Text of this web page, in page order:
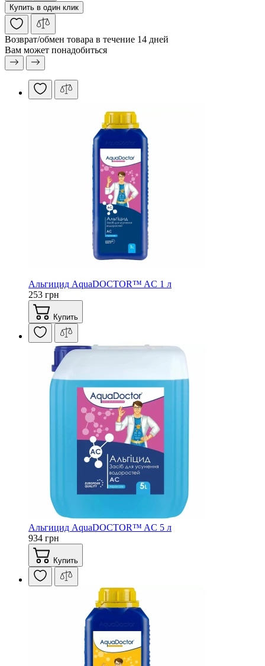
Купить в один клик
Возврат/обмен товара в течение 14 дней
Вам может понадобиться
Альгицид AquaDOCTOR™ AC 1 л
253 грн
Купить
Альгицид AquaDOCTOR™ AC 5 л
934 грн
Купить